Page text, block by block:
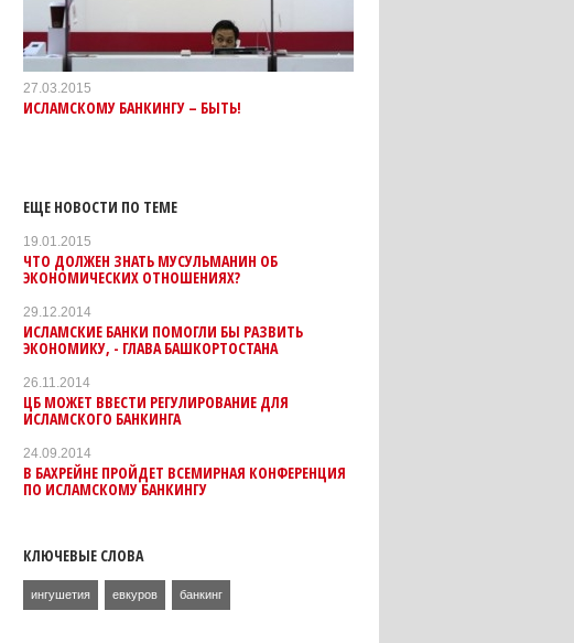
27.03.2015
ИСЛАМСКОМУ БАНКИНГУ – БЫТЬ!
ЕЩЕ НОВОСТИ ПО ТЕМЕ
19.01.2015
ЧТО ДОЛЖЕН ЗНАТЬ МУСУЛЬМАНИН ОБ
ЭКОНОМИЧЕСКИХ ОТНОШЕНИЯХ?
29.12.2014
ИСЛАМСКИЕ БАНКИ ПОМОГЛИ БЫ РАЗВИТЬ
ЭКОНОМИКУ, - ГЛАВА БАШКОРТОСТАНА
26.11.2014
ЦБ МОЖЕТ ВВЕСТИ РЕГУЛИРОВАНИЕ ДЛЯ
ИСЛАМСКОГО БАНКИНГА
24.09.2014
В БАХРЕЙНЕ ПРОЙДЕТ ВСЕМИРНАЯ КОНФЕРЕНЦИЯ
ПО ИСЛАМСКОМУ БАНКИНГУ
КЛЮЧЕВЫЕ СЛОВА
ингушетия евкуров банкинг